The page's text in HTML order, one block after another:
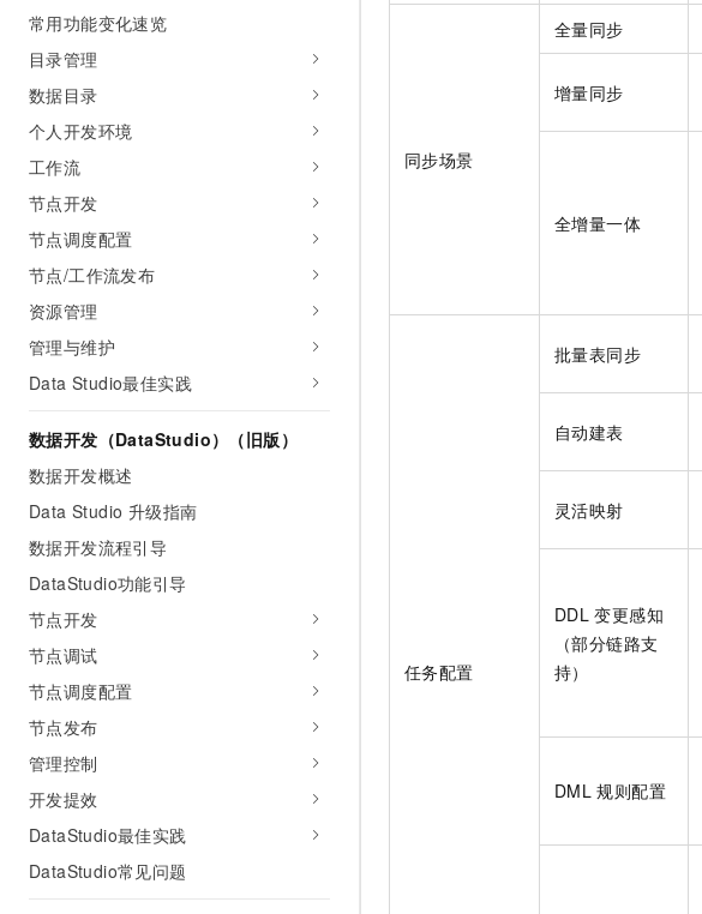
常用功能变化速览
目录管理
数据目录
个人开发环境
工作流
节点开发
节点调度配置
节点/工作流发布
资源管理
管理与维护
Data Studio最佳实践
数据开发（DataStudio）（旧版）
数据开发概述
Data Studio 升级指南
数据开发流程引导
DataStudio功能引导
节点开发
节点调试
节点调度配置
节点发布
管理控制
开发提效
DataStudio最佳实践
DataStudio常见问题
同步场景
全量同步
增量同步
全增量一体
任务配置
批量表同步
自动建表
灵活映射
DDL 变更感知
（部分链路支
持）
DML 规则配置